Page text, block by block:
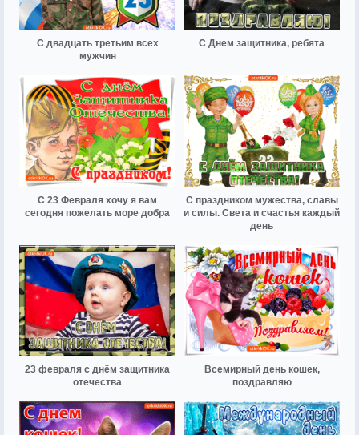
С двадцать третьим всех
мужчин
С Днем защитника, ребята
С 23 Февраля хочу я вам
сегодня пожелать море добра
С праздником мужества, славы
и силы. Света и счастья каждый
день
23 февраля с днём защитника
отечества
Всемирный день кошек,
поздравляю